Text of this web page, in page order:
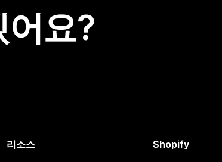
요?
리소스 Shopify